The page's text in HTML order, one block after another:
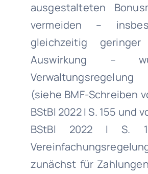
ausgestalteten
vermeiden –
gleichzeitig geringer
Auswirkung –
(siehe BMF-Schreiben
BStBl 2022 I S. 155 und
BStBl 2022 I S.
zunächst für